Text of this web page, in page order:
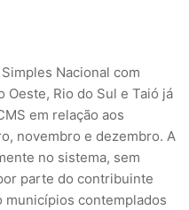
Nacional com
Oeste, Rio do Sul e Taió já
em relação aos
novembro e dezembro. A
no sistema, sem
parte do contribuinte
municípios contemplados